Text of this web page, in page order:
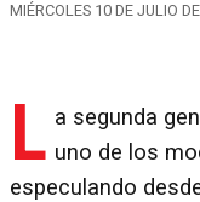
MIÉRCOLES 10 DE JULIO
L a segunda
uno de los
especulando